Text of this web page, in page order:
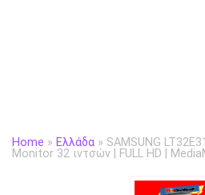
Home » Ελλάδα » SAMSUNG
Monitor 32 ιντσών | FULL HD |